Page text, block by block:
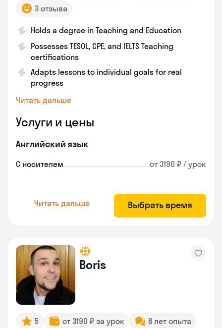
3 отзыва
Holds a degree in Teaching and Education
Possesses TESOL, CPE, and IELTS Teaching
certifications
Adapts lessons to individual goals for real
progress
Читать дальше
Услуги и цены
Английский язык
С носителем от 3190 ₽ / урок
Читать дальше Выбрать время
Boris
5 от 3190 ₽ за урок
8 лет опыта